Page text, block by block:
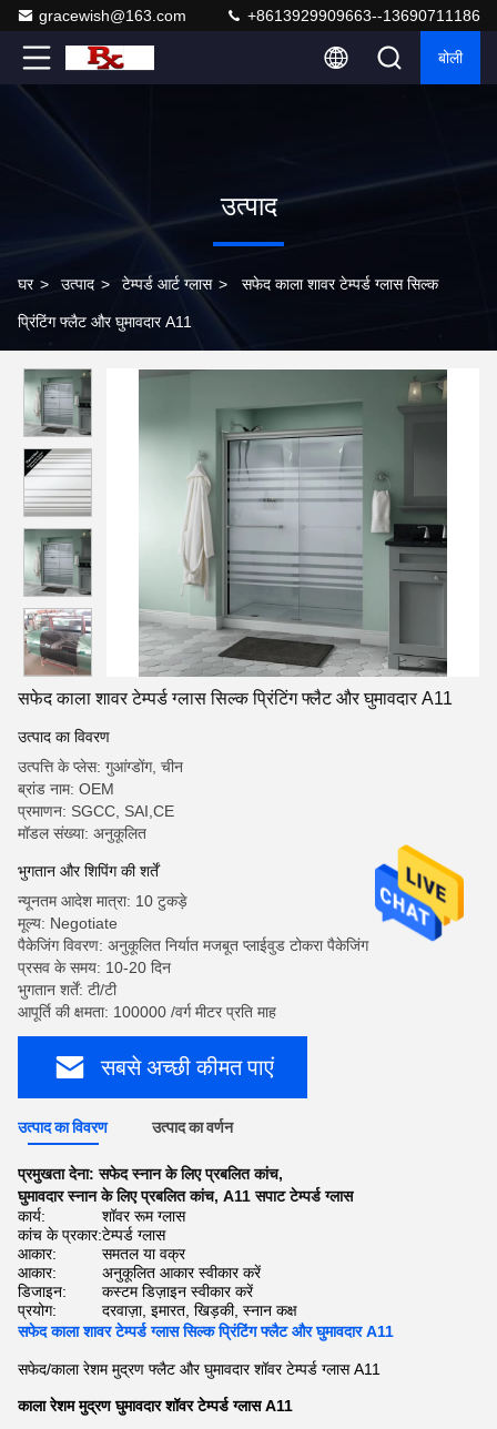
gracewish@163.com +8613929909663--13690711186
बोली
उत्पाद
घर > उत्पाद > टेम्पर्ड आर्ट ग्लास > सफेद काला शावर टेम्पर्ड ग्लास सिल्क
प्रिंटिंग फ्लैट और घुमावदार A11
सफेद काला शावर टेम्पर्ड ग्लास सिल्क प्रिंटिंग फ्लैट और घुमावदार A11
उत्पाद का विवरण
उत्पत्ति के प्लेस: गुआंग्डोंग, चीन
ब्रांड नाम: OEM
प्रमाणन: SGCC, SAI,CE
मॉडल संख्या: अनुकूलित
भुगतान और शिपिंग की शर्तें
न्यूनतम आदेश मात्रा: 10 टुकड़े
मूल्य: Negotiate
पैकेजिंग विवरण: अनुकूलित निर्यात मजबूत प्लाईवुड टोकरा पैकेजिंग
प्रसव के समय: 10-20 दिन
भुगतान शर्तें: टी/टी
आपूर्ति की क्षमता: 100000 /वर्ग मीटर प्रति माह
सबसे अच्छी कीमत पाएं
उत्पाद का विवरण उत्पाद का वर्णन
प्रमुखता देना:सफेद स्नान के लिए प्रबलित कांच,
घुमावदार स्नान के लिए प्रबलित कांच, A11 सपाट टेम्पर्ड ग्लास
कार्य:
शॉवर रूम ग्लास
कांच के प्रकार:टेम्पर्ड ग्लास
आकार:
समतल या वक्र
आकार:
अनुकूलित आकार स्वीकार करें
डिजाइन:
कस्टम डिज़ाइन स्वीकार करें
प्रयोग:
दरवाज़ा, इमारत, खिड़की, स्नान कक्ष
सफेद काला शावर टेम्पर्ड ग्लास सिल्क प्रिंटिंग फ्लैट और घुमावदार A11
सफेद/काला रेशम मुद्रण फ्लैट और घुमावदार शॉवर टेम्पर्ड ग्लास A11
काला रेशम मुद्रण घुमावदार शॉवर टेम्पर्ड ग्लास A11